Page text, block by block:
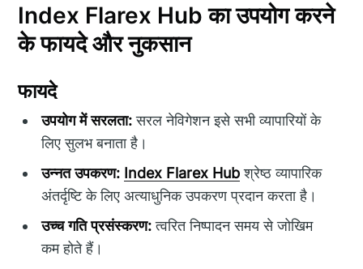
Index Flarex Hub का उपयोग करने
के फायदे और नुकसान
फायदे
उपयोग में सरलता:सरल नेविगेशन इसे सभी व्यापारियों के
लिए सुलभ बनाता है।
उन्नत उपकरण: Index Flarex Hubश्रेष्ठ व्यापारिक
अंतर्दृष्टि के लिए अत्याधुनिक उपकरण प्रदान करता है।
उच्च गति प्रसंस्करण:त्वरित निष्पादन समय से जोखिम
कम होते हैं।